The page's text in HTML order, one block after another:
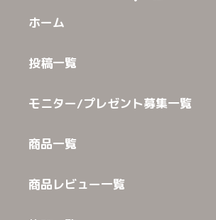
ホーム
投稿一覧
モニター/プレゼント募集一覧
商品一覧
商品レビュー一覧